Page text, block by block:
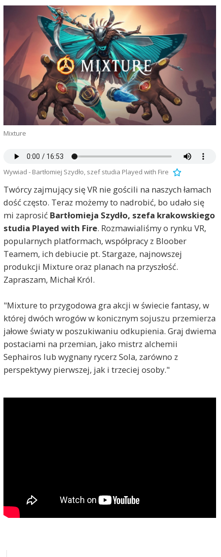
Mixture
Wywiad - Bartłomiej Szydło, szef studia Played with Fire
Twórcy zajmujący się VR nie gościli na naszych łamach
dość często. Teraz możemy to nadrobić, bo udało się
mi zaprosić Bartłomieja Szydło, szefa krakowskiego
studia Played with Fire. Rozmawialiśmy o rynku VR,
popularnych platformach, współpracy z Bloober
Teamem, ich debiucie pt. Stargaze, najnowszej
produkcji Mixture oraz planach na przyszłość.
Zapraszam, Michał Król.
"Mixture to przygodowa gra akcji w świecie fantasy, w
której dwóch wrogów w konicznym sojuszu przemierza
jałowe światy w poszukiwaniu odkupienia. Graj dwiema
postaciami na przemian, jako mistrz alchemii
Sephairos lub wygnany rycerz Sola, zarówno z
perspektywy pierwszej, jak i trzeciej osoby."